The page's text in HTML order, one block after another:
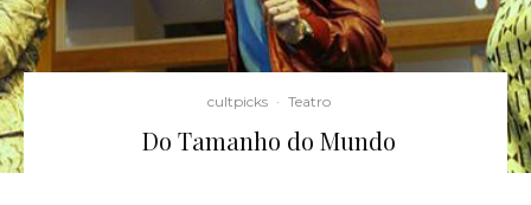
cultpicks · Teatro
Do Tamanho do Mundo